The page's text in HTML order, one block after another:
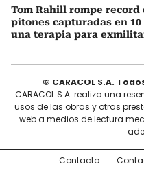
Tom Rahill rompe record
pitones capturadas en 10
una terapia para
© CARACOL S.A.
CARACOL S.A. realiza una
usos de las obras y otras
web a medios de lectura
Contacto